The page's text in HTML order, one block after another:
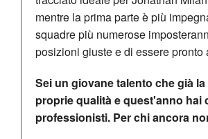
mentre la prima parte è più
squadre più numerose
posizioni giuste e di essere
Sei un giovane talento che già
proprie qualità e quest'anno
professionisti. Per chi ancora